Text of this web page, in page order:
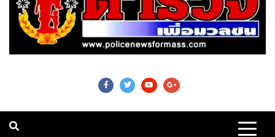
Police News For
Mass